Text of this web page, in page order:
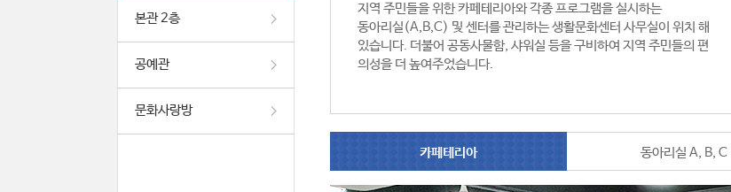
본관 2층
공예관
문화사랑방
지역 주민들을 위한 카페테리아와 각종 프로그램을 실시하는
동아리실(A,B,C) 및 센터를 관리하는 생활문화센터 사무실이 위치 해
있습니다. 더불어 공동사물함, 샤워실 등을 구비하여 지역 주민들의 편
의성을 더 높여주었습니다.
카페테리아 동아리실 A, B, C